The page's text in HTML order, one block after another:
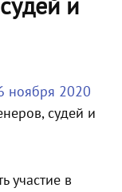
и
ноября 2020
судей и
участие в